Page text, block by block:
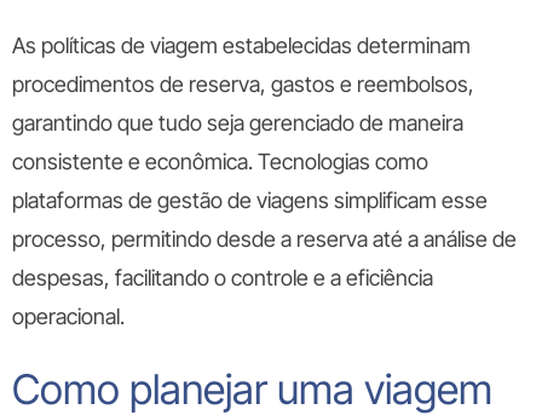
As políticas de viagem estabelecidas determinam
procedimentos de reserva, gastos e reembolsos,
garantindo que tudo seja gerenciado de maneira
consistente e econômica. Tecnologias como
plataformas de gestão de viagens simplificam esse
processo, permitindo desde a reserva até a análise de
despesas, facilitando o controle e a eficiência
operacional.
Como planejar uma viagem